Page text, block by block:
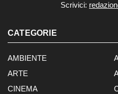
Scrivici:
CATEGORIE
AMBIENTE
ARTE
CINEMA